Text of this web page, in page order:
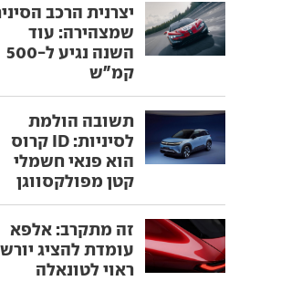
יצרנית הרכב
שמצהירה: עוד
השנה נגיע ל-500
קמ"ש
תשובה הולמת
לסיניות: ID קרוס
הוא פנאי חשמלי
קטן מפולקסווגן
זה מתקרב: אלפא
עומדת להציג יורש
ראוי לטונאלה